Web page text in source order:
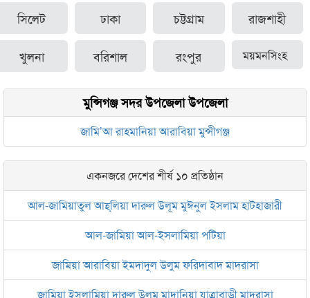
সিলেট ঢাকা চট্টগ্রাম রাজশাহী
খুলনা বরিশাল রংপুর ময়মনসিংহ
মুন্সিগঞ্জ সদর উপজেলা উপজেলা
জামি’আ রাহমানিয়া আরাবিয়া মুন্সীগঞ্জ
একনজরে দেশের শীর্ষ ১০ প্রতিষ্ঠান
আল-জামিয়াতুল আহ্‌লিয়া দারুল উলূম মুঈনুল ইসলাম হাটহাজারী
আল-জামিয়া আল-ইসলামিয়া পটিয়া
জামিয়া আরাবিয়া ইমদাদুল উলুম ফরিদাবাদ মাদরাসা
জামিয়া ইসলামিয়া দারুল উলূম মাদানিয়া যাত্রাবাড়ী মাদরাসা